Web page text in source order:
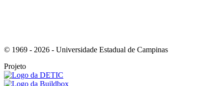
© 1969 - 2026 - Universidade Estadual de Campinas
Projeto